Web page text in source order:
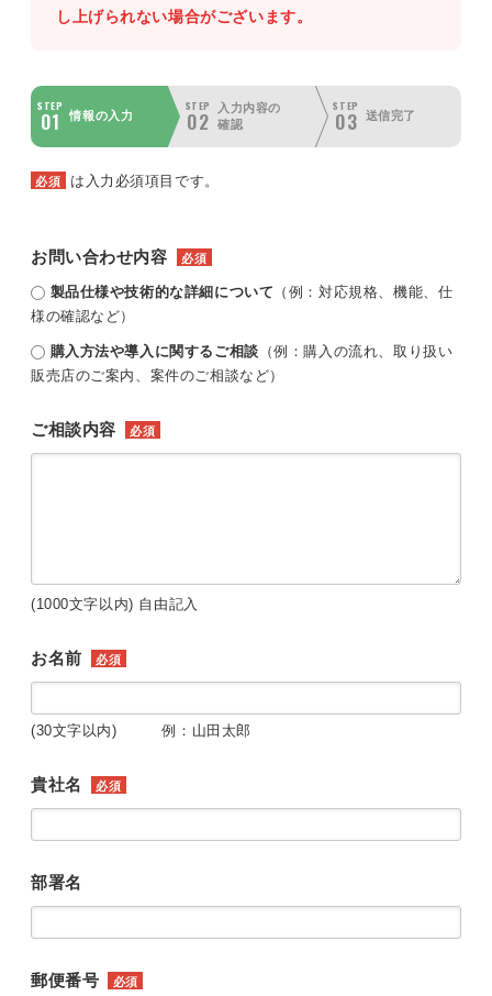
し上げられない場合がございます。
STEP
01 情報の入力
STEP
02
入力内容の
確認
STEP
03 送信完了
必須 は入力必須項目です。
お問い合わせ内容 必須
製品仕様や技術的な詳細について （例：対応規格、機能、仕
様の確認など）
購入方法や導入に関するご相談 （例：購入の流れ、取り扱い
販売店のご案内、案件のご相談など）
ご相談内容 必須
(1000文字以内) 自由記入
お名前 必須
(30文字以内) 例：山田太郎
貴社名 必須
部署名
郵便番号 必須